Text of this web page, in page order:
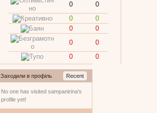
0
0
0
0
0
0
0
0
0
0
Заходили в профіль Recent
No one has visited sampanirina's
profile yet!